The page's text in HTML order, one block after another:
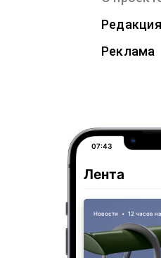
Редакция
Реклама
07:43
Лента
Новости • 12 часов